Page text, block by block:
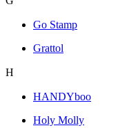
Go Stamp
Grattol
H
HANDYboo
Holy Molly